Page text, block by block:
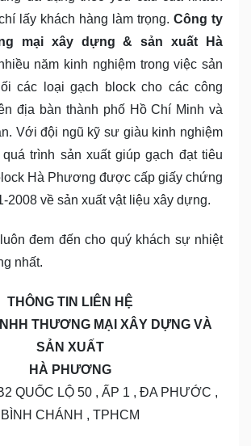
lấy khách hàng làm trọng. Công ty
mại xây dựng & sản xuất Hà
năm kinh nghiệm trong việc sản
các loại gạch block cho các công
địa bàn thành phố Hồ Chí Minh và
Với đội ngũ kỹ sư giàu kinh nghiệm
trình sản xuất giúp gạch đạt tiêu
Hà Phương được cấp giấy chứng
2008 về sản xuất vật liệu xây dựng.
luôn đem đến cho quý khách sự nhiệt
nhất.
THÔNG TIN LIÊN HỆ
THƯƠNG MẠI XÂY DỰNG VÀ
SẢN XUẤT
HÀ PHƯƠNG
QUỐC LỘ 50 , ẤP 1 , ĐA PHƯỚC ,
BÌNH CHÁNH , TPHCM